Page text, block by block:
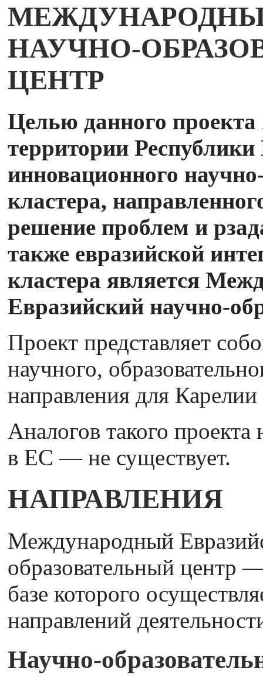
НАУЧНО-
ЦЕНТР
Целью данного проекта
территории
инновационного
кластера,
решение проблем и
также евразийской
кластера является
Евразийский научно-
Проект представляет
научного,
направления для
Аналогов такого
в ЕС — не существует.
НАПРАВЛЕНИЯ
Международный
образовательный центр
базе которого
направлений
Научно-